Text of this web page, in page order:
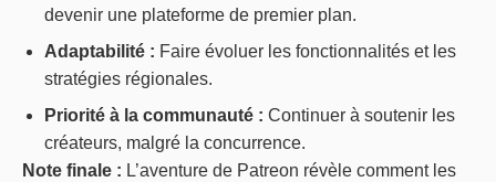
devenir une plateforme de premier plan.
Adaptabilité : Faire évoluer les fonctionnalités et les
stratégies régionales.
Priorité à la communauté : Continuer à soutenir les
créateurs, malgré la concurrence.
Note finale : L’aventure de Patreon révèle comment les